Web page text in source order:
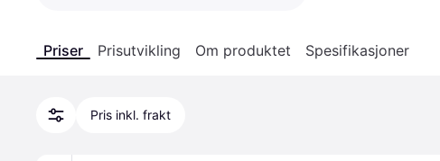
Priser Prisutvikling Om produktet Spesifikasjoner
Pris inkl. frakt